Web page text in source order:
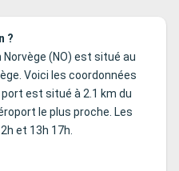
?
(NO) est situé au
Voici les coordonnées
port est situé à 2.1 km du
le plus proche. Les
et 13h 17h.